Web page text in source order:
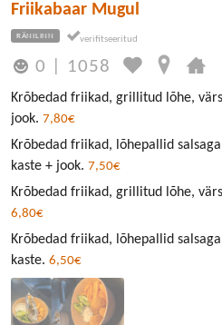
Friikabaar Mugul
RÄNILINN
0 1058
Krõbedad friikad, grillitud lõhe,
jook. 7,80€
Krõbedad friikad, lõhepallid
kaste + jook. 7,50€
Krõbedad friikad, grillitud lõhe,
6,80€
Krõbedad friikad, lõhepallid
kaste. 6,50€